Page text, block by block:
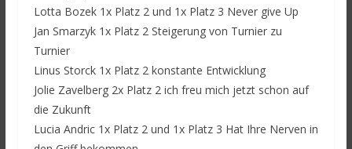
Lotta Bozek 1x Platz 2 und 1x Platz 3 Never give Up
Jan Smarzyk 1x Platz 2 Steigerung von Turnier zu
Turnier
Linus Storck 1x Platz 2 konstante Entwicklung
Jolie Zavelberg 2x Platz 2 ich freu mich jetzt schon auf
die Zukunft
Lucia Andric 1x Platz 2 und 1x Platz 3 Hat Ihre Nerven in